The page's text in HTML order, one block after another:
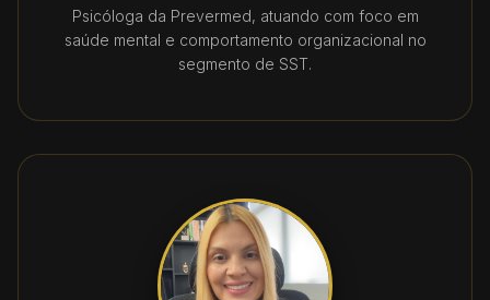
Psicóloga da Prevermed, atuando com foco em
saúde mental e comportamento organizacional no
segmento de SST.